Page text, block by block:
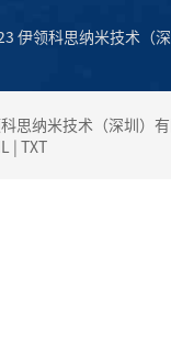
伊领科思纳米技术（
思纳米技术（深圳）
| TXT